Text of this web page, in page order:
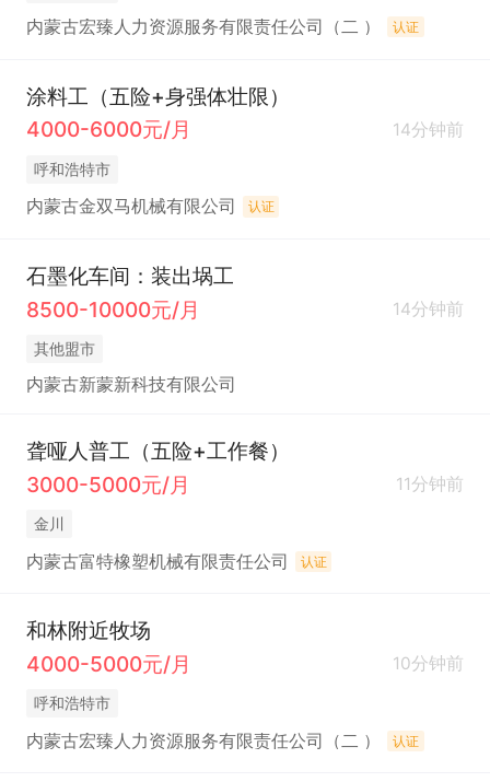
内蒙古宏臻人力资源服务有限责任公司（二 ） 认证
涂料工（五险+身强体壮限）
4000-6000元/月
14分钟前
呼和浩特市
内蒙古金双马机械有限公司 认证
石墨化车间：装出埚工
8500-10000元/月
14分钟前
其他盟市
内蒙古新蒙新科技有限公司
聋哑人普工（五险+工作餐）
3000-5000元/月
11分钟前
金川
内蒙古富特橡塑机械有限责任公司 认证
和林附近牧场
4000-5000元/月
10分钟前
呼和浩特市
内蒙古宏臻人力资源服务有限责任公司（二 ） 认证